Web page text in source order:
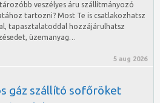
veszélyes áru szállítmányozó
tartozni? Most Te is csatlakozhatsz
tapasztalatoddal hozzájárulhatsz
üzemanyag…
5 aug 2026
gáz szállító sofőröket